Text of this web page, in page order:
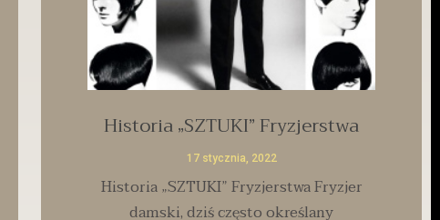
Historia „SZTUKI” Fryzjerstwa
17 stycznia, 2022
Historia „SZTUKI” Fryzjerstwa Fryzjer
damski, dziś często określany